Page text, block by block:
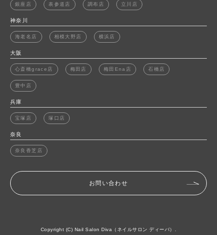
銀座店 表参道店 調布店 立川店
神奈川
海老名店 相模大野店 横浜店
大阪
心斎橋grace店 梅田店 梅田Ena店 石橋店
豊中店
兵庫
宝塚店 塚口店
奈良
奈良香芝店
お問い合わせ
Copyright (C) Nail Salon Diva（ネイルサロン ディーバ）.